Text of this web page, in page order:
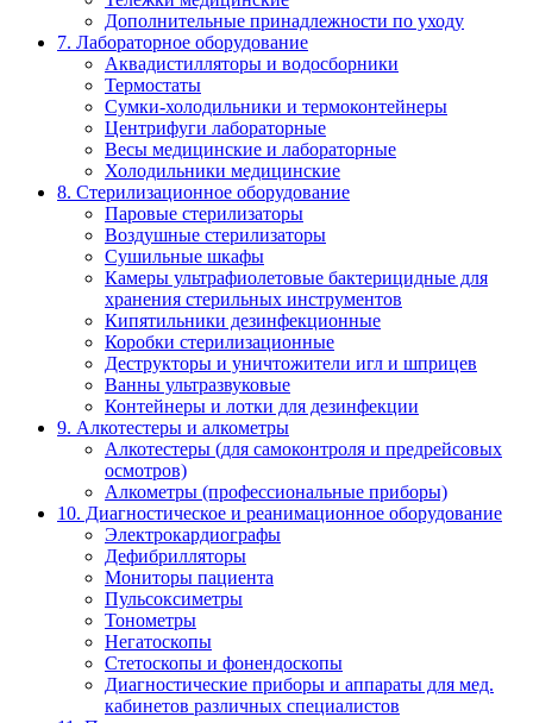
Дополнительные принадлежности по уходу
7. Лабораторное оборудование
Аквадистилляторы и водосборники
Термостаты
Сумки-холодильники и термоконтейнеры
Центрифуги лабораторные
Весы медицинские и лабораторные
Холодильники медицинские
8. Стерилизационное оборудование
Паровые стерилизаторы
Воздушные стерилизаторы
Сушильные шкафы
Камеры ультрафиолетовые бактерицидные для
хранения стерильных инструментов
Кипятильники дезинфекционные
Коробки стерилизационные
Деструкторы и уничтожители игл и шприцев
Ванны ультразвуковые
Контейнеры и лотки для дезинфекции
9. Алкотестеры и алкометры
Алкотестеры (для самоконтроля и предрейсовых
осмотров)
Алкометры (профессиональные приборы)
10. Диагностическое и реанимационное оборудование
Электрокардиографы
Дефибрилляторы
Мониторы пациента
Пульсоксиметры
Тонометры
Негатоскопы
Стетоскопы и фонендоскопы
Диагностические приборы и аппараты для мед.
кабинетов различных специалистов